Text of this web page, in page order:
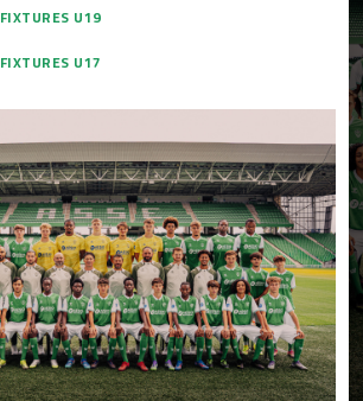
FIXTURES U19
FIXTURES U17